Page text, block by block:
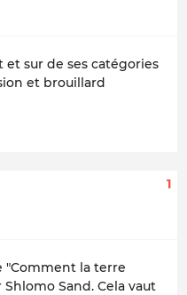
sur de ses catégories
et brouillard
1
"Comment la terre
Sand. Cela vaut